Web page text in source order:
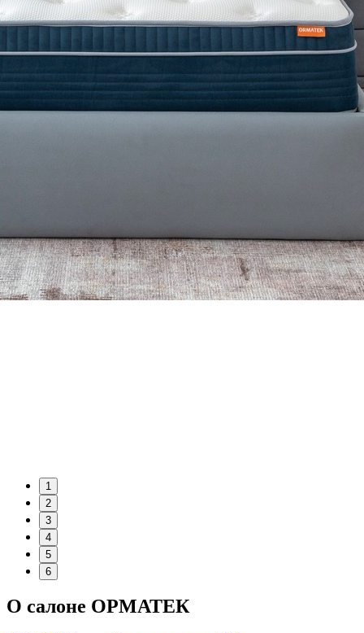
1
2
3
4
5
6
О салоне ОРМАТЕК